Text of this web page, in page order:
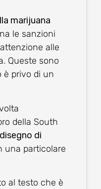
marijuana
le sanzioni
alle
Queste sono
è privo di un
della South
di
una particolare
al testo che è